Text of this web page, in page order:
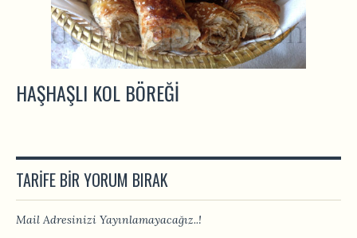
HAŞHAŞLI KOL BÖREĞI
TARIFE BIR YORUM BIRAK
Mail Adresinizi Yayınlamayacağız..!